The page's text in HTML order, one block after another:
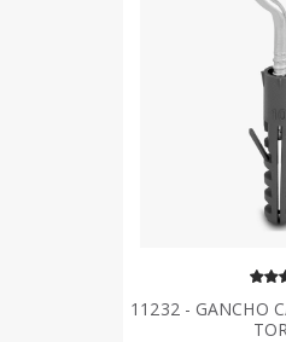
11232 - GANCHO